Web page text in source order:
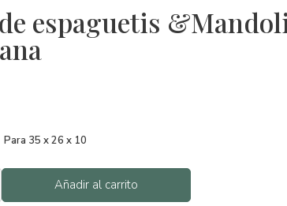
espaguetis
Para 35 x 26 x 10
Añadir al carrito